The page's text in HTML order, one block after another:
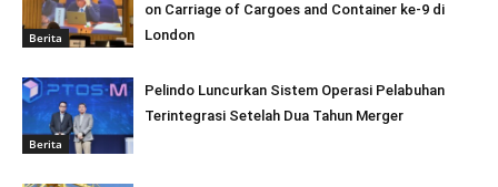
Berita
on Carriage of Cargoes and Container ke-9 di
London
Berita
Pelindo Luncurkan Sistem Operasi Pelabuhan
Terintegrasi Setelah Dua Tahun Merger